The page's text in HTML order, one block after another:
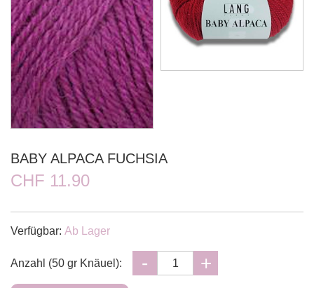
BABY ALPACA FUCHSIA
CHF 11.90
Verfügbar: Ab Lager
Anzahl (50 gr Knäuel):